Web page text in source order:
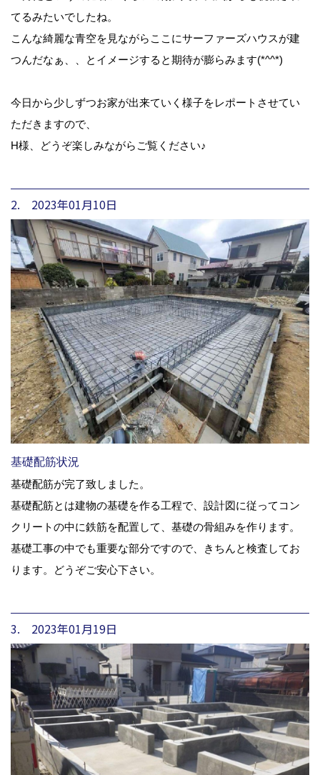
てるみたいでしたね。
こんな綺麗な青空を見ながらここにサーファーズハウスが建
つんだなぁ、、とイメージすると期待が膨らみます(*^^*)
今日から少しずつお家が出来ていく様子をレポートさせてい
ただきますので、
H様、どうぞ楽しみながらご覧ください♪
2. 2023年01月10日
基礎配筋状況
基礎配筋が完了致しました。
基礎配筋とは建物の基礎を作る工程で、設計図に従ってコン
クリートの中に鉄筋を配置して、基礎の骨組みを作ります。
基礎工事の中でも重要な部分ですので、きちんと検査してお
ります。どうぞご安心下さい。
3. 2023年01月19日